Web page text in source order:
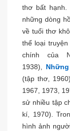
thơ bất
những dòng
về tuổi thơ
thể loại truyện
chính của
1938),
(tập thơ,
1967, 1973,
sử nhiều tập
kí, 1970).
hình ảnh